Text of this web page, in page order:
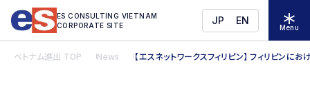
ES CONSULTING VIETNAM
CORPORATE SITE
JP EN
Menu
ベトナム進出 TOP News 【エスネットワークスフィリピン】 フィリピンに